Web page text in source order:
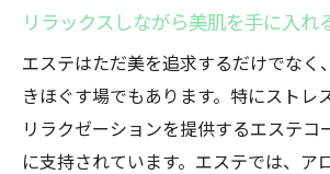
リラックスしながら美肌を手に入れ
エステはただ美を追求するだけでなく
きほぐす場でもあります。特にストレ
リラクゼーションを提供するエステコ
に支持されています。エステでは、ア